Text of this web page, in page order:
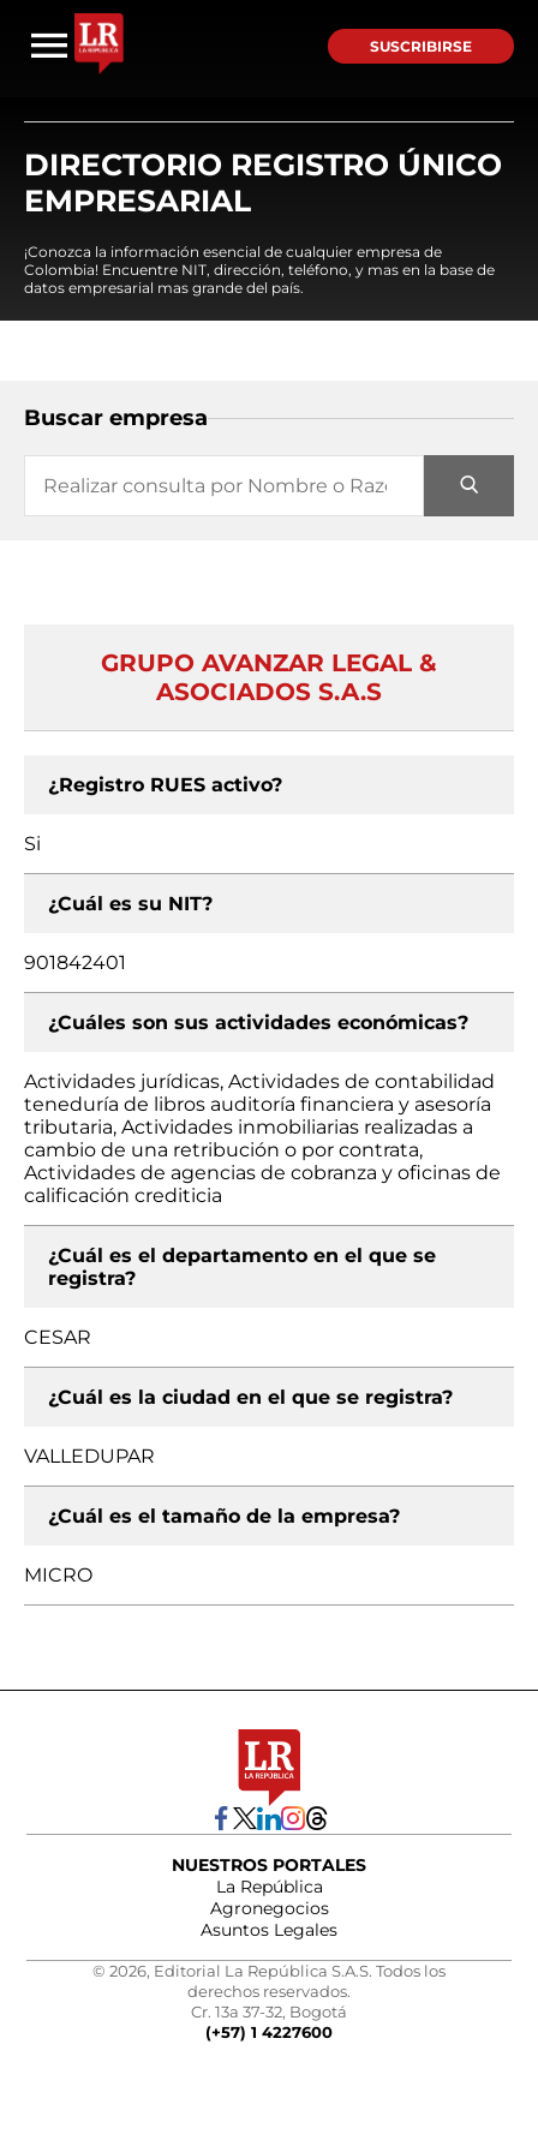
SUSCRIBIRSE
DIRECTORIO REGISTRO ÚNICO
EMPRESARIAL
¡Conozca la información esencial de cualquier empresa de
Colombia! Encuentre NIT, dirección, teléfono, y mas en la base de
datos empresarial mas grande del país.
Buscar empresa
GRUPO AVANZAR LEGAL &
ASOCIADOS S.A.S
¿Registro RUES activo?
Si
¿Cuál es su NIT?
901842401
¿Cuáles son sus actividades económicas?
Actividades jurídicas, Actividades de contabilidad
teneduría de libros auditoría financiera y asesoría
tributaria, Actividades inmobiliarias realizadas a
cambio de una retribución o por contrata,
Actividades de agencias de cobranza y oficinas de
calificación crediticia
¿Cuál es el departamento en el que se
registra?
CESAR
¿Cuál es la ciudad en el que se registra?
VALLEDUPAR
¿Cuál es el tamaño de la empresa?
MICRO
NUESTROS PORTALES
La República
Agronegocios
Asuntos Legales
© 2026, Editorial La República S.A.S. Todos los
derechos reservados.
Cr. 13a 37-32, Bogotá
(+57) 1 4227600